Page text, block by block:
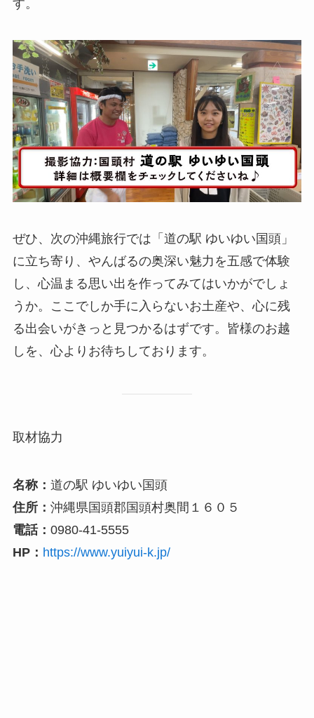
す。
ぜひ、次の沖縄旅行では「道の駅 ゆいゆい国頭」
に立ち寄り、やんばるの奥深い魅力を五感で体験
し、心温まる思い出を作ってみてはいかがでしょ
うか。ここでしか手に入らないお土産や、心に残
る出会いがきっと見つかるはずです。皆様のお越
しを、心よりお待ちしております。
取材協力
名称： 道の駅 ゆいゆい国頭
住所： 沖縄県国頭郡国頭村奥間１６０５
電話： 0980-41-5555
HP： https://www.yuiyui-k.jp/